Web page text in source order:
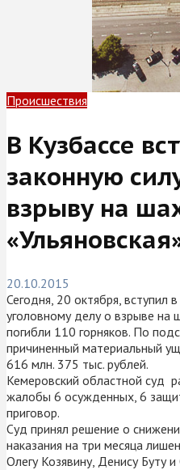
Происшествия
В Кузбассе
законную
взрыву на
20.10.2015
Сегодня, 20 октября, вступил
уголовному делу о взрыве на
погибли 110 горняков. По
причиненный материальный
616 млн. 375 тыс. рублей.
Кемеровский областной суд
жалобы 6 осужденных, 6
приговор.
Суд принял решение о
наказания на три месяца
Олегу Козявину, Денису Буту и